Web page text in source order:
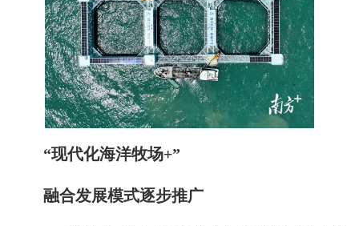
“现代化海洋牧场+”
融合发展模式逐步推广